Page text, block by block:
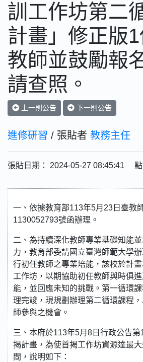
訓工作坊第二
計畫」修正版
教師並鼓勵報
請查照。
上一則公告 下一則公告
進修研習 / 張貼者 教務主任
張貼日期： 2024-05-27 08:45:41 點
一、依據教育部113年5月23日臺教
1130052793號函辦理。
二、為持續深化教師專業基礎知能
力，教育部委請國立臺灣師範大學
行初任教師之專業培能，該校於計畫
工作坊，以期協助初任教師與時俱
能，並回應未知的挑戰。第一循環
理完竣，現規劃辦理第二循環課程
師參與之機會。
三、本府於113年5月8日行政公告
揭計畫，為使首揭工作坊資源達最
間，說明如下：